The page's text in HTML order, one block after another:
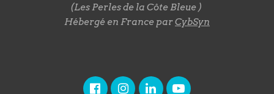
(Les Perles de la Côte Bleue )
Hébergé en France parCybSyn